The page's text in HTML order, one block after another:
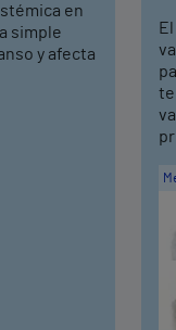
en
simple
y afecta